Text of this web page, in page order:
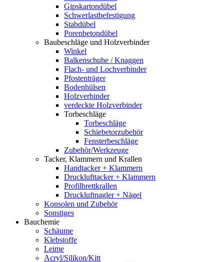
Gipskartondübel
Schwerlastbefestigung
Stabdübel
Porenbetondübel
Baubeschläge und Holzverbinder
Winkel
Balkenschuhe / Knaggen
Flach- und Lochverbinder
Pfostenträger
Bodenhülsen
Holzverbinder
verdeckte Holzverbinder
Torbeschläge
Torbeschläge
Schiebetorzubehör
Fensterbeschläge
Zubehör/Werkzeuge
Tacker, Klammern und Krallen
Handtacker + Klammern
Drucklufttacker + Klammern
Profilbrettkrallen
Druckluftnagler + Nägel
Konsolen und Zubehör
Sonstiges
Bauchemie
Schäume
Klebstoffe
Leime
Acryl/Silikon/Kitt